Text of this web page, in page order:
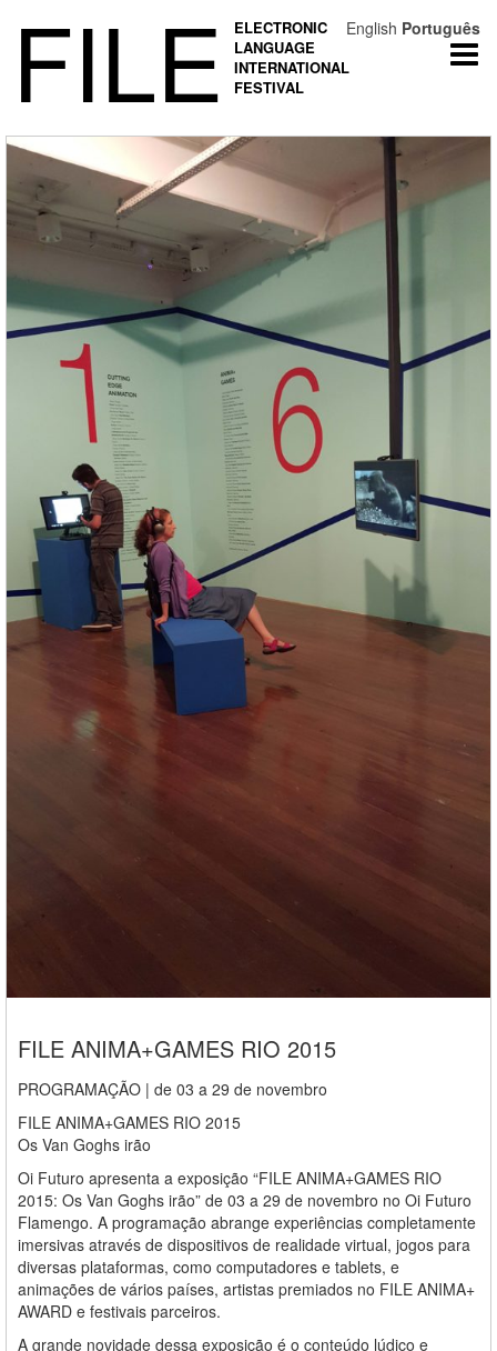
FILE
ELECTRONIC
LANGUAGE
INTERNATIONAL
FESTIVAL
FILE ANIMA+GAMES RIO 2015
PROGRAMAÇÃO | de 03 a 29 de novembro
FILE ANIMA+GAMES RIO 2015
Os Van Goghs irão
Oi Futuro apresenta a exposição “FILE ANIMA+GAMES RIO
2015: Os Van Goghs irão” de 03 a 29 de novembro no Oi Futuro
Flamengo. A programação abrange experiências completamente
imersivas através de dispositivos de realidade virtual, jogos para
diversas plataformas, como computadores e tablets, e
animações de vários países, artistas premiados no FILE ANIMA+
AWARD e festivais parceiros.
A grande novidade dessa exposição é o conteúdo lúdico e
English Português